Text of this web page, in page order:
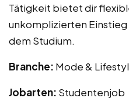
Tätigkeit bietet dir
unkomplizierten
dem Studium.
Branche: Mode &
Jobarten: Studentenjob